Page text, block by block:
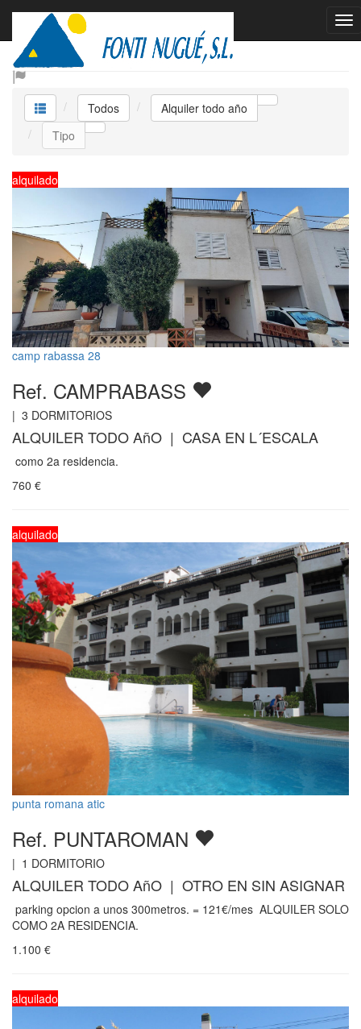
Alquiler todo año
Todos
Alquiler todo año
Tipo
alquilado
camp rabassa 28
Ref. CAMPRABASS
| 3 DORMITORIOS
ALQUILER TODO AñO | CASA EN L´ESCALA
como 2a residencia.
760 €
alquilado
punta romana atic
Ref. PUNTAROMAN
| 1 DORMITORIO
ALQUILER TODO AñO | OTRO EN SIN ASIGNAR
parking opcion a unos 300metros. = 121€/mes ALQUILER SOLO
COMO 2A RESIDENCIA.
1.100 €
alquilado